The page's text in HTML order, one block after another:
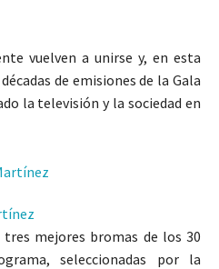
vuelven a unirse y, en esta
de emisiones de la Gala
la televisión y la sociedad en
mejores bromas de los 30
seleccionadas por la